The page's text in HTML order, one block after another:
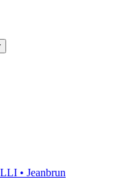
LLI • Jeanbrun